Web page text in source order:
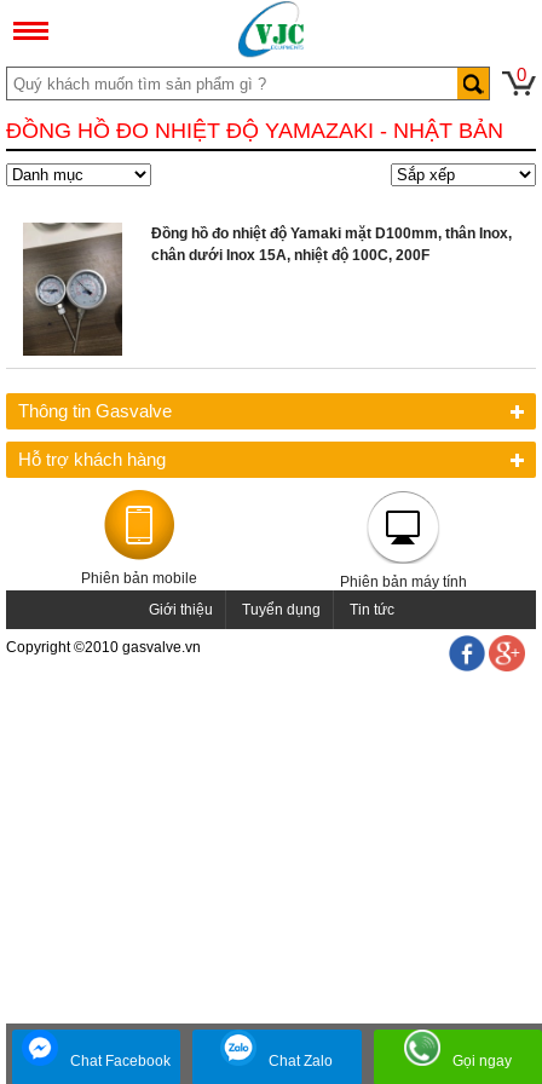
0
ĐỒNG HỒ ĐO NHIỆT ĐỘ YAMAZAKI - NHẬT BẢN
Đồng hồ đo nhiệt độ Yamaki mặt D100mm, thân Inox,
chân dưới Inox 15A, nhiệt độ 100C, 200F
Thông tin Gasvalve
Hỗ trợ khách hàng
Phiên bản mobile
Phiên bản máy tính
Giới thiệu
Tuyển dụng Tin tức
Copyright ©2010 gasvalve.vn
Chat Facebook Gọi ngay
Chat Zalo